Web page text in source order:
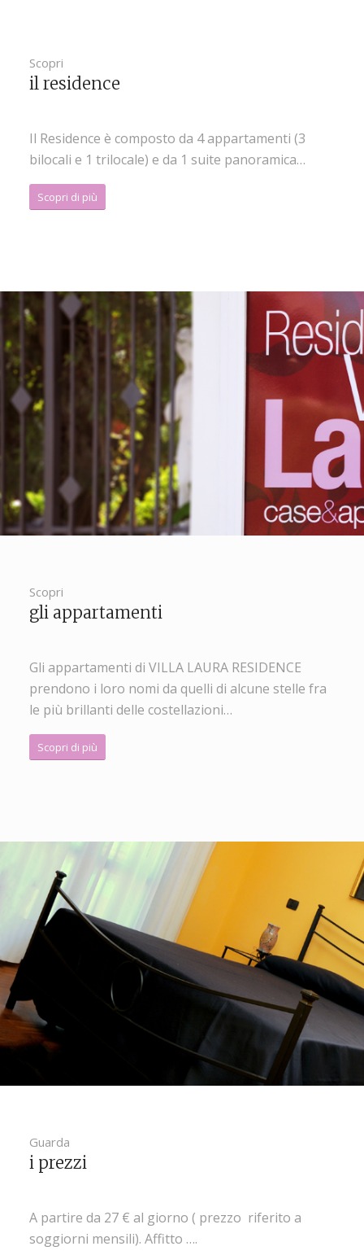
Scopri
il residence
Il Residence è composto da 4 appartamenti (3
bilocali e 1 trilocale) e da 1 suite panoramica…
Scopri di più
Scopri
gli appartamenti
Gli appartamenti di VILLA LAURA RESIDENCE
prendono i loro nomi da quelli di alcune stelle fra
le più brillanti delle costellazioni…
Scopri di più
Guarda
i prezzi
A partire da 27 € al giorno ( prezzo riferito a
soggiorni mensili). Affitto ….